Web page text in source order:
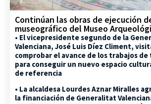
Continúan las obras de ejecución
museográfico del Museo
• El vicepresidente segundo de la
Valenciana, José Luis Díez Climent,
comprobar el avance de los trabajos
para conseguir un nuevo espacio
de referencia
• La alcaldesa Lourdes Aznar Miralles
la financiación de Generalitat